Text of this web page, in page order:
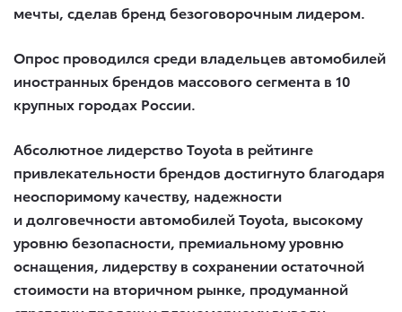
мечты, сделав бренд безоговорочным лидером.
Опрос проводился среди владельцев автомобилей
иностранных брендов массового сегмента в 10
крупных городах России.
Абсолютное лидерство Toyota в рейтинге
привлекательности брендов достигнуто благодаря
неоспоримому качеству, надежности
и долговечности автомобилей Toyota, высокому
уровню безопасности, премиальному уровню
оснащения, лидерству в сохранении остаточной
стоимости на вторичном рынке, продуманной